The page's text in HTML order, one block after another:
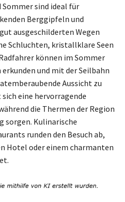
sind ideal für
Berggipfeln und
ausgeschilderten Wegen
Schluchten, kristallklare Seen
können im Sommer
und mit der Seilbahn
Aussicht zu
eine hervorragende
die Thermen der Region
sorgen. Kulinarische
runden den Besuch ab,
Hotel oder einem charmanten